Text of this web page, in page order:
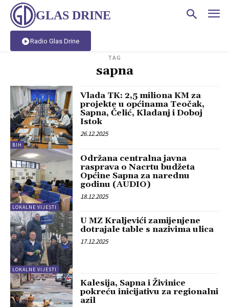
GLAS DRINE
Radio Glas Drine
TAG
sapna
BIH
Vlada TK: 2,5 miliona KM za
projekte u općinama Teočak,
Sapna, Čelić, Kladanj i Doboj
Istok
26.12.2025
LOKALNE VIJESTI
Održana centralna javna
rasprava o Nacrtu budžeta
Općine Sapna za narednu
godinu (AUDIO)
18.12.2025
LOKALNE VIJESTI
U MZ Kraljevići zamijenjene
dotrajale table s nazivima ulica
17.12.2025
Kalesija, Sapna i Živinice
pokreću inicijativu za regionalni
azil